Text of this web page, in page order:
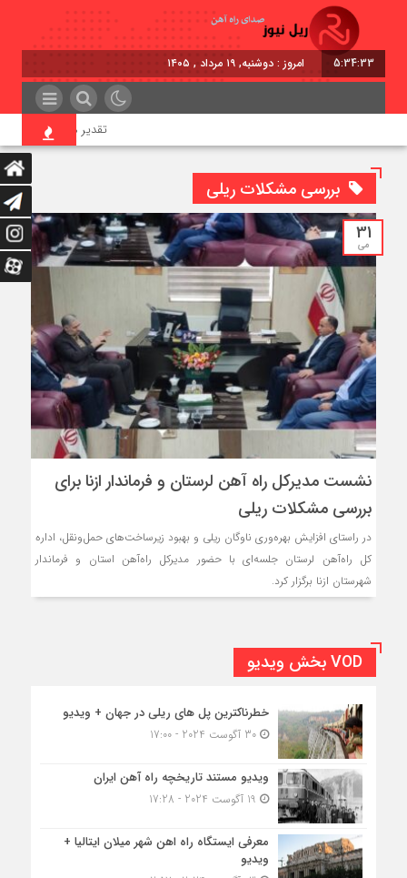
5:34:33 امروز : دوشنبه, ۱۹ مرداد , ۱۴۰۵
تقدیر معاون اول
بررسی مشکلات ریلی
31
می
نشست مدیرکل راه آهن لرستان و فرماندار ازنا برای
بررسی مشکلات ریلی
در راستای افزایش بهره‌وری ناوگان ریلی و بهبود زیرساخت‌های حمل‌ونقل، اداره
کل راه‌آهن لرستان جلسه‌ای با حضور مدیرکل راه‌آهن استان و فرماندار
شهرستان ازنا برگزار کرد.
VOD بخش ویدیو
خطرناکترین پل های ریلی در جهان + ویدیو
30 آگوست 2024 - 17:00
ویدیو مستند تاریخچه راه آهن ایران
معرفی ایستگاه راه اهن شهر میلان ایتالیا +
ویدیو